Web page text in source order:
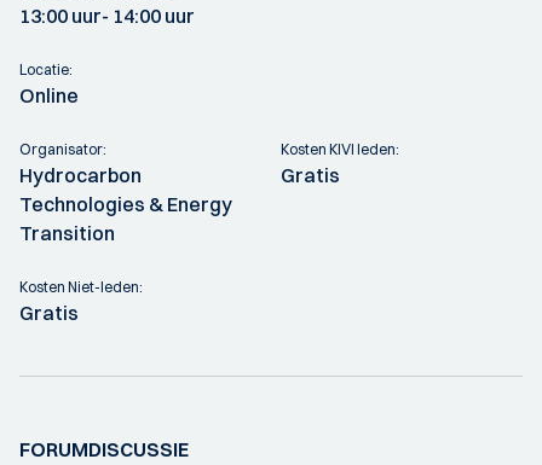
13:00 uur- 14:00 uur
Locatie:
Online
Organisator:
Hydrocarbon
Technologies & Energy
Transition
Kosten KIVI leden:
Gratis
Kosten Niet-leden:
Gratis
FORUMDISCUSSIE